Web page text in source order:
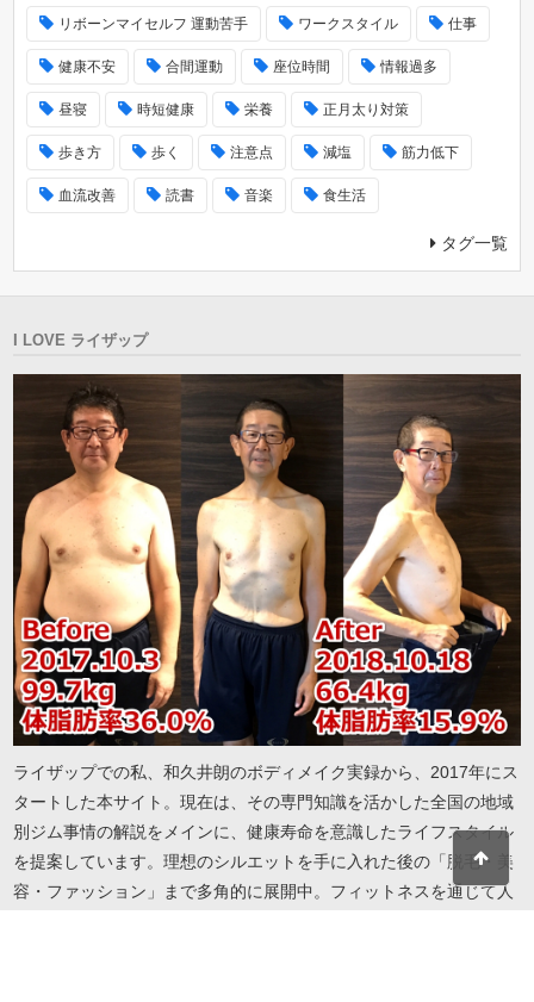
リボーンマイセルフ 運動苦手 ワークスタイル 仕事
健康不安 合間運動 座位時間 情報過多
昼寝 時短健康 栄養 正月太り対策
歩き方 歩く 注意点 減塩 筋力低下
血流改善 読書 音楽 食生活
タグ一覧
I LOVE ライザップ
ライザップでの私、和久井朗のボディメイク実録から、2017年にス
タートした本サイト。現在は、その専門知識を活かした全国の地域
別ジム事情の解説をメインに、健康寿命を意識したライフスタイル
を提案しています。理想のシルエットを手に入れた後の「脱毛・美
容・ファッション」まで多角的に展開中。フィットネスを通じて人